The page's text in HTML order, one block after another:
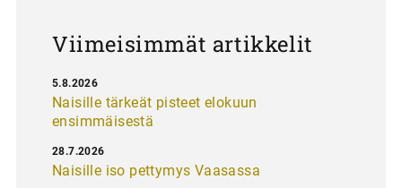
Viimeisimmät artikkelit
Naisille tärkeät pisteet elokuun
ensimmäisestä
5.8.2026
Naisille iso pettymys Vaasassa
28.7.2026